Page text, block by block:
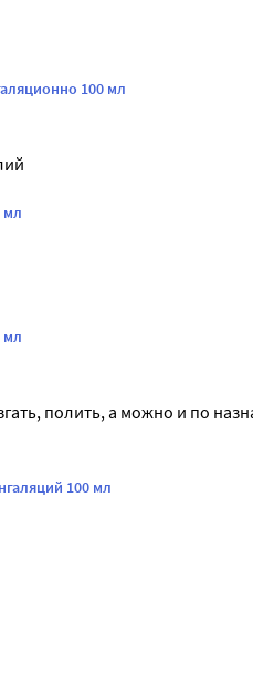
100 мл
мл
мл
полить, а можно и по
100 мл